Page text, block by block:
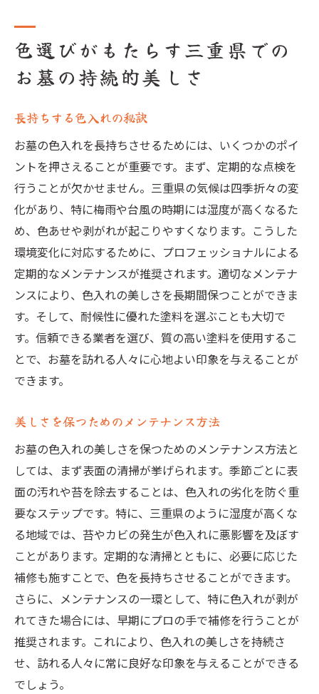
色選びがもたらす三重県での
お墓の持続的美しさ
長持ちする色入れの秘訣
お墓の色入れを長持ちさせるためには、いくつかのポイ
ントを押さえることが重要です。まず、定期的な点検を
行うことが欠かせません。三重県の気候は四季折々の変
化があり、特に梅雨や台風の時期には湿度が高くなるた
め、色あせや剥がれが起こりやすくなります。こうした
環境変化に対応するために、プロフェッショナルによる
定期的なメンテナンスが推奨されます。適切なメンテナ
ンスにより、色入れの美しさを長期間保つことができま
す。そして、耐候性に優れた塗料を選ぶことも大切で
す。信頼できる業者を選び、質の高い塗料を使用するこ
とで、お墓を訪れる人々に心地よい印象を与えることが
できます。
美しさを保つためのメンテナンス方法
お墓の色入れの美しさを保つためのメンテナンス方法と
しては、まず表面の清掃が挙げられます。季節ごとに表
面の汚れや苔を除去することは、色入れの劣化を防ぐ重
要なステップです。特に、三重県のように湿度が高くな
る地域では、苔やカビの発生が色入れに悪影響を及ぼす
ことがあります。定期的な清掃とともに、必要に応じた
補修も施すことで、色を長持ちさせることができます。
さらに、メンテナンスの一環として、特に色入れが剥が
れてきた場合には、早期にプロの手で補修を行うことが
推奨されます。これにより、色入れの美しさを持続さ
せ、訪れる人々に常に良好な印象を与えることができる
でしょう。